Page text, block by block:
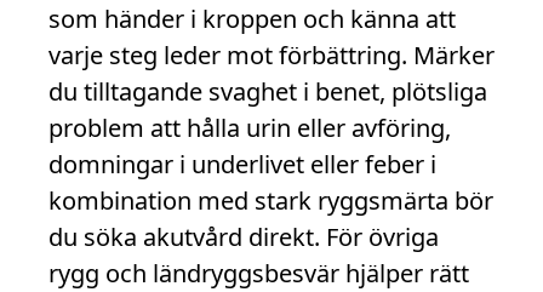
som händer i kroppen och känna att
varje steg leder mot förbättring. Märker
du tilltagande svaghet i benet, plötsliga
problem att hålla urin eller avföring,
domningar i underlivet eller feber i
kombination med stark ryggsmärta bör
du söka akutvård direkt. För övriga
rygg och ländryggsbesvär hjälper rätt